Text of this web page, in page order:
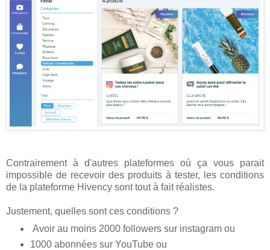
Contrairement à d'autres plateformes où ça vous parait
impossible de recevoir des produits à tester, les conditions
de la plateforme Hivency sont tout à fait réalistes.
Justement, quelles sont ces conditions ?
Avoir au moins 2000 followers sur instagram ou
1000 abonnées sur YouTube ou